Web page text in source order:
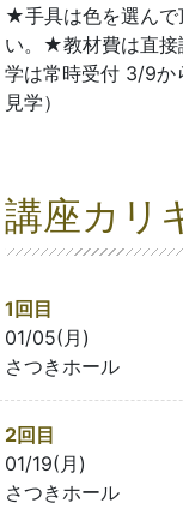
★手具は色を選んで
い。★教材費は直接
学は常時受付 3/9か
見学）
講座カリ
1回目
01/05(月)
さつきホール
2回目
01/19(月)
さつきホール